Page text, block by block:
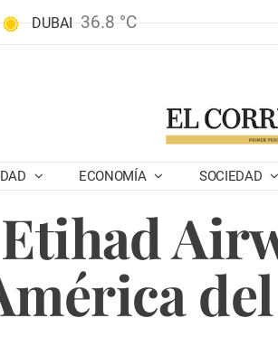
DUBAI 36.8 °C
ECONOMÍA SOCIEDAD
Etihad